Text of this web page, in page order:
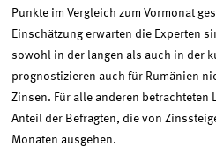
Punkte im Vergleich zum Vormonat
Einschätzung erwarten die Experten
sowohl in der langen als auch in der
prognostizieren auch für Rumänien
Zinsen. Für alle anderen betrachteten
Anteil der Befragten, die von
Monaten ausgehen.